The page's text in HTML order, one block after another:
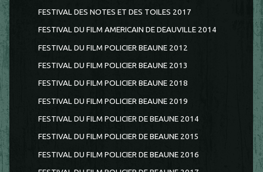
FESTIVAL DES NOTES ET DES TOILES 2017
FESTIVAL DU FILM AMERICAIN DE DEAUVILLE 2014
FESTIVAL DU FILM POLICIER BEAUNE 2012
FESTIVAL DU FILM POLICIER BEAUNE 2013
FESTIVAL DU FILM POLICIER BEAUNE 2018
FESTIVAL DU FILM POLICIER BEAUNE 2019
FESTIVAL DU FILM POLICIER DE BEAUNE 2014
FESTIVAL DU FILM POLICIER DE BEAUNE 2015
FESTIVAL DU FILM POLICIER DE BEAUNE 2016